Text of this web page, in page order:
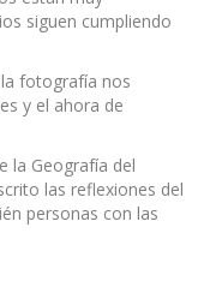
siguen cumpliendo
fotografía nos
y el ahora de
la Geografía del
las reflexiones del
personas con las